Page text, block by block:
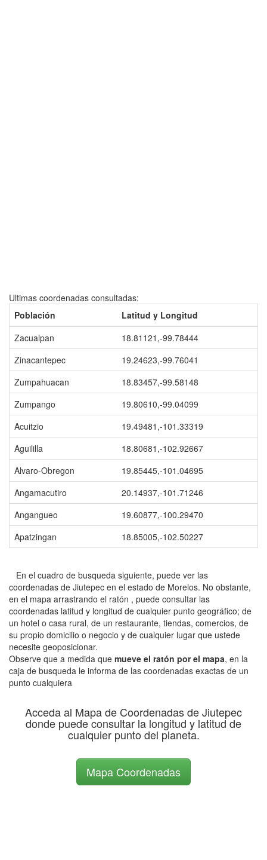
Ultimas coordenadas consultadas:
Población
Latitud y Longitud
Zacualpan
18.81121,-99.78444
Zinacantepec
19.24623,-99.76041
Zumpahuacan
18.83457,-99.58148
Zumpango
19.80610,-99.04099
Acuitzio
19.49481,-101.33319
Aguililla
18.80681,-102.92667
Alvaro-Obregon
19.85445,-101.04695
Angamacutiro
20.14937,-101.71246
Angangueo
19.60877,-100.29470
Apatzingan
18.85005,-102.50227
En el cuadro de busqueda siguiente, puede ver las
coordenadas de Jiutepec en el estado de Morelos. No obstante,
en el mapa arrastrando el ratón , puede consultar las
coordenadas latitud y longitud de cualquier punto geográfico; de
un hotel o casa rural, de un restaurante, tiendas, comercios, de
su propio domicilio o negocio y de cualquier lugar que ustede
necesite geoposicionar.
Observe que a medida que mueve el ratón por el mapa, en la
caja de busqueda le informa de las coordenadas exactas de un
punto cualquiera
Acceda al Mapa de Coordenadas de Jiutepec
donde puede consultar la longitud y latitud de
cualquier punto del planeta.
Mapa Coordenadas